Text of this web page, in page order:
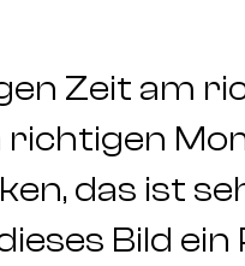
Zeit am
richtigen
das ist
Bild